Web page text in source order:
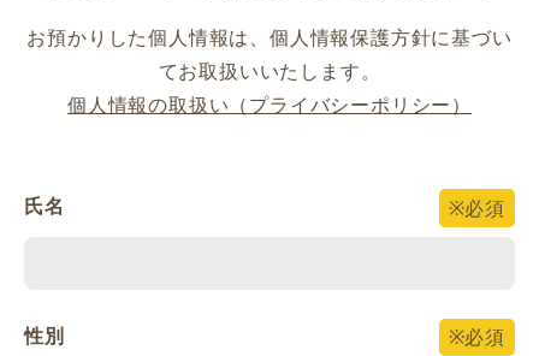
お預かりした個人情報は、個人情報保護方針に基づい
てお取扱いいたします。
個人情報の取扱い（プライバシーポリシー）
氏名 ※必須
性別
※必須